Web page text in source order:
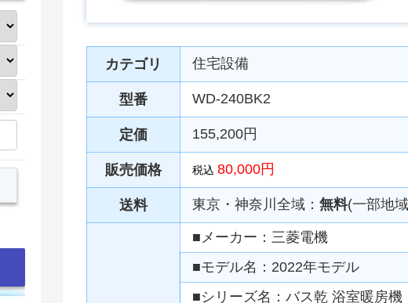
カテゴリ 住宅設備
型番 WD-240BK2
定価 155,200円
販売価格 税込 80,000円
送料 東京・神奈川全域： 無料(一部地
■メーカー：三菱電機
■モデル名：2022年モデル
■シリーズ名：バス乾 浴室暖房機